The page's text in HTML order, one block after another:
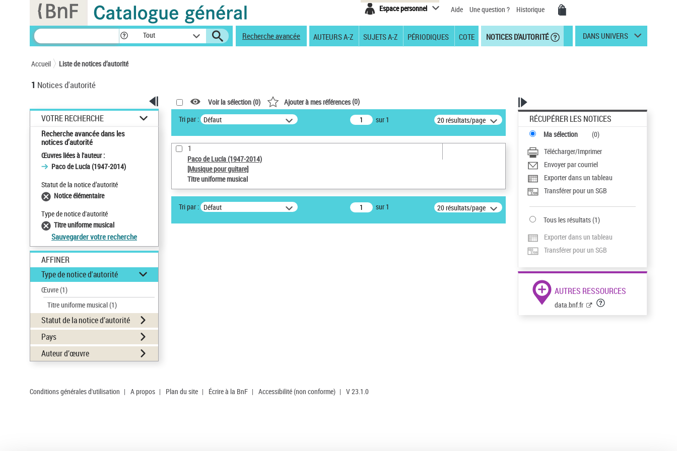
Espace personnel Aide Une question ? Historique
Tout Recherche avancée AUTEURS A-Z SUJETS A-Z PÉRIODIQUES COTE NOTICES D'AUTORITÉ DANS UNIVERS
Accueil Liste de notices d’autorité
1 Notices d'autorité
VOTRE RECHERCHE
Recherche avancée dans les
notices d’autorité
Œuvres liées à l'auteur :
Paco de Lucía (1947-2014)
Statut de la notice d’autorité
Notice élémentaire
Type de notice d'autorité
Titre uniforme musical
Sauvegarder votre recherche
AFFINER
Type de notice d'autorité
Œuvre(1)
Titre uniforme musical(1)
Statut de la notice d’autorité
Pays
Auteur d’œuvre
Voir la sélection (0) Ajouter à mes références(0)
Tri par : Défaut sur 1 20 résultats/page
1
Paco de Lucía (1947-2014)
[Musique pour guitare]
Titre uniforme musical
Tri par : Défaut sur 1 20 résultats/page
RÉCUPÉRER LES NOTICES
Ma sélection (0)
Télécharger/Imprimer
Envoyer par courriel
Exporter dans un tableau
Transférer pour un SGB
Tous les résultats(1)
Exporter dans un tableau
Transférer pour un SGB
AUTRES RESSOURCES
data.bnf.fr
Conditions générales d'utilisation | A propos | Plan du site | Écrire à la BnF | Accessibilité (non conforme) | V 23.1.0
Panneau de gestion des cookies